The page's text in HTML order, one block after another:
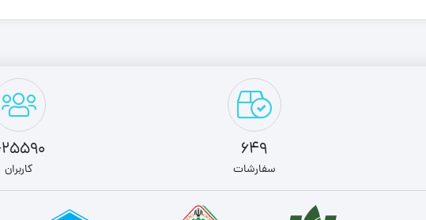
649
سفارشات
25590+
کاربران